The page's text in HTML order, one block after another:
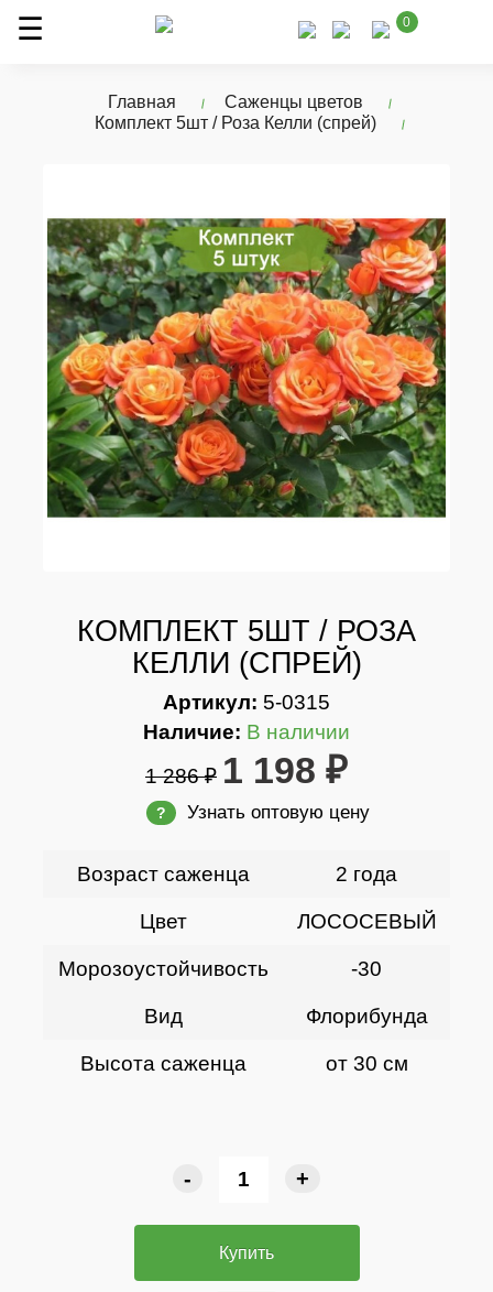
0
Главная
Саженцы цветов
Комплект 5шт / Роза Келли (спрей)
КОМПЛЕКТ 5ШТ / РОЗА
КЕЛЛИ (СПРЕЙ)
Артикул: 5-0315
Наличие: В наличии
1 286 ₽ 1 198 ₽
? Узнать оптовую цену
Возраст саженца 2 года
Цвет ЛОСОСЕВЫЙ
Морозоустойчивость -30
Вид Флорибунда
Высота саженца от 30 см
- +
Купить